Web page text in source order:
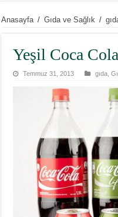
Anasayfa / Gıda ve Sağlık /
Yeşil Coca
Temmuz 31, 2013 gıda ,